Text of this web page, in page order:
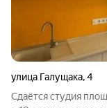
улица Галущака,4
Сдаётся студия